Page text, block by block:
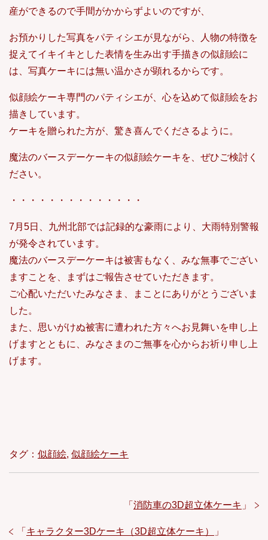
産ができるので手間がかからずよいのですが、
お預かりした写真をパティシエが見ながら、人物の特徴を
捉えてイキイキとした表情を生み出す手描きの似顔絵に
は、写真ケーキには無い温かさが顕れるからです。
似顔絵ケーキ専門のパティシエが、心を込めて似顔絵をお
描きしています。
ケーキを贈られた方が、驚き喜んでくださるように。
魔法のバースデーケーキの似顔絵ケーキを、ぜひご検討く
ださい。
・・・・・・・・・・・・・・
7月5日、九州北部では記録的な豪雨により、大雨特別警報
が発令されています。
魔法のバースデーケーキは被害もなく、みな無事でござい
ますことを、まずはご報告させていただきます。
ご心配いただいたみなさま、まことにありがとうございま
した。
また、思いがけぬ被害に遭われた方々へお見舞いを申し上
げますとともに、みなさまのご無事を心からお祈り申し上
げます。
タグ： 似顔絵, 似顔絵ケーキ
「 消防車の3D超立体ケーキ 」
「 キャラクター3Dケーキ（3D超立体ケーキ） 」